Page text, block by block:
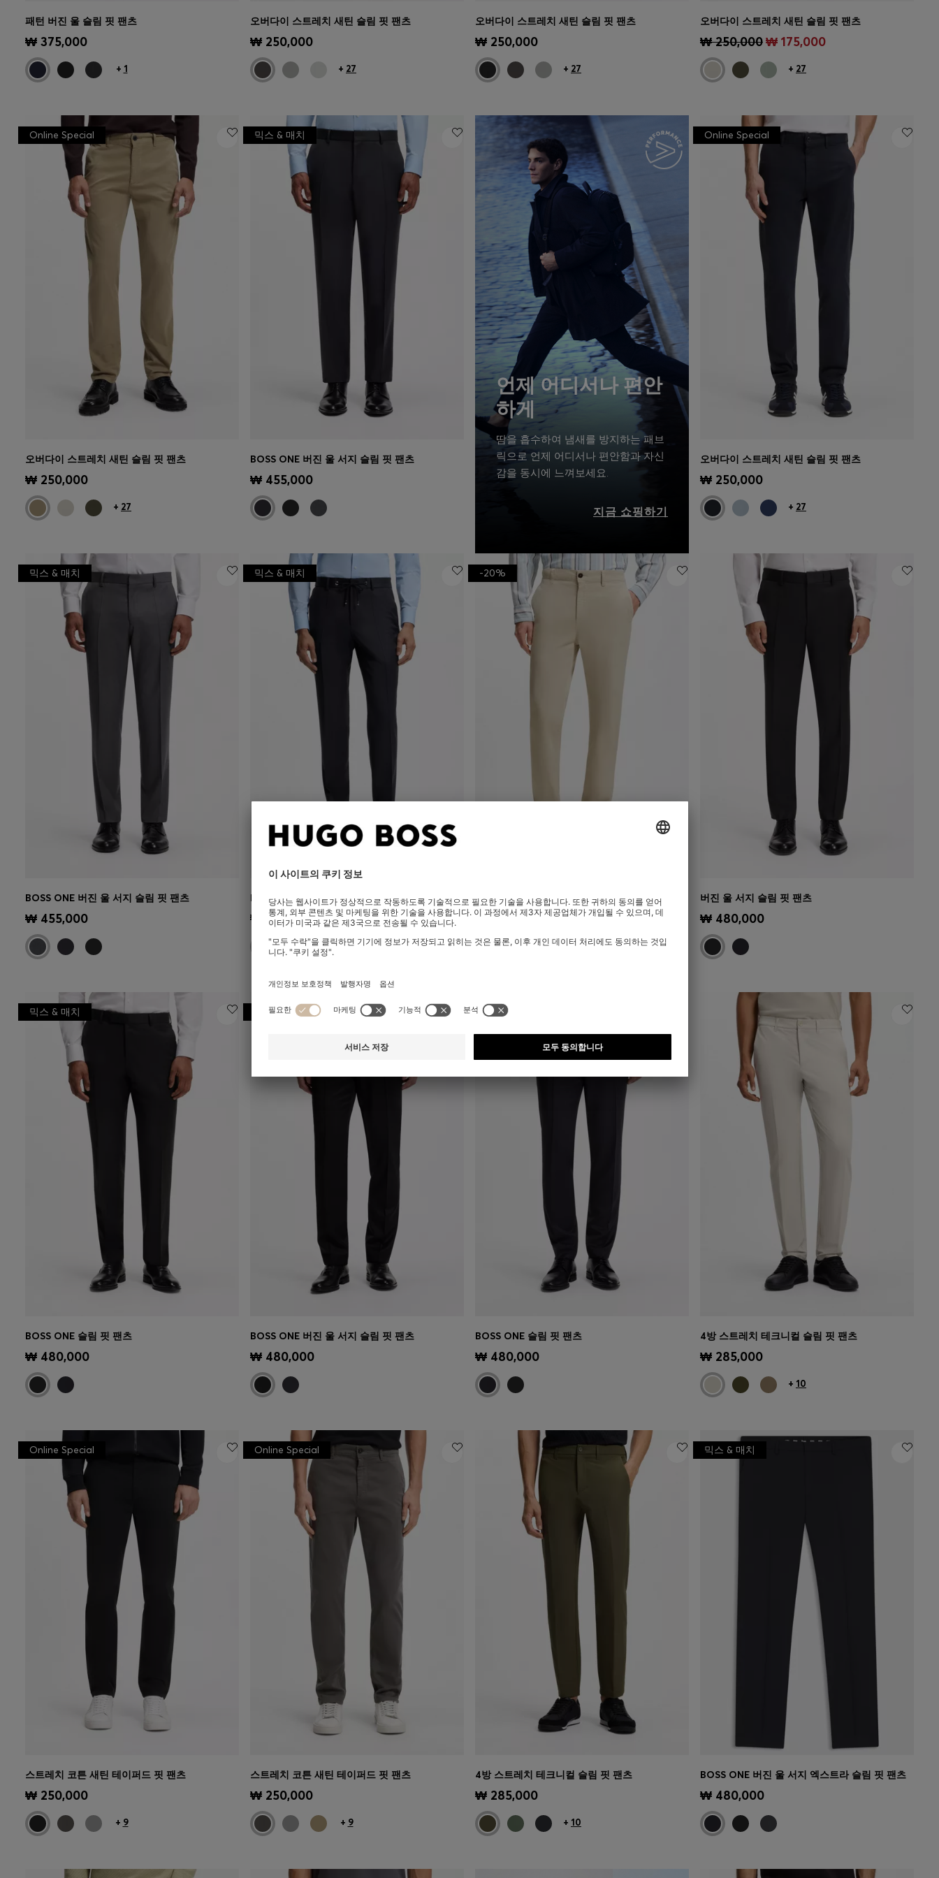
빠른 보기
패턴 버진 울 슬림 핏 팬츠
₩ 375,000
+ 1
빠른 보기
오버다이 스트레치 새틴 슬림 핏 팬츠
₩ 250,000
+ 27
빠른 보기
오버다이 스트레치 새틴 슬림 핏 팬츠
₩ 250,000
+ 27
빠른 보기 (내 사이즈 선택하기)
오버다이 스트레치 새틴 슬림 핏 팬츠
₩ 250,000₩ 175,000
+ 27
빠른 보기
Online Special
오버다이 스트레치 새틴 슬림 핏 팬츠
₩ 250,000
+ 27
빠른 보기
믹스 & 매치
BOSS ONE 버진 울 서지 슬림 핏 팬츠
₩ 455,000
언제 어디서나 편안
하게
땀을 흡수하여 냄새를 방지하는 패브
릭으로 언제 어디서나 편안함과 자신
감을 동시에 느껴보세요.
지금 쇼핑하기
빠른 보기
Online Special
오버다이 스트레치 새틴 슬림 핏 팬츠
₩ 250,000
+ 27
빠른 보기
믹스 & 매치
BOSS ONE 버진 울 서지 슬림 핏 팬츠
₩ 455,000 빠른 보기(내 사이즈 선택하기)
믹스 & 매치
BOSS ONE 버진 울 서지 슬림 핏 팬츠
₩ 480,000 빠른 보기(내 사이즈 선택하기)
-20%
스트레치 코튼 새틴 테이퍼드 핏 팬츠
부터₩ 250,000 ₩ 200,000
+9
빠른 보기
버진 울 서지 슬림 핏 팬츠
₩ 480,000
빠른 보기
믹스 & 매치
BOSS ONE 슬림 핏 팬츠
₩ 480,000 빠른 보기
믹스 & 매치
BOSS ONE 버진 울 서지 슬림 핏 팬츠
₩ 480,000 빠른 보기
믹스 & 매치
BOSS ONE 슬림 핏 팬츠
₩ 480,000 빠른 보기
4방 스트레치 테크니컬 슬림 핏 팬츠
₩ 285,000
+ 10
빠른 보기
Online Special
스트레치 코튼 새틴 테이퍼드 핏 팬츠
₩ 250,000
+ 9
빠른 보기
Online Special
스트레치 코튼 새틴 테이퍼드 핏 팬츠
₩ 250,000
+ 9
빠른 보기
4방 스트레치 테크니컬 슬림 핏 팬츠
₩ 285,000
+ 10
빠른 보기
믹스 & 매치
BOSS ONE 버진 울 서지 엑스트라 슬림 핏 팬츠
₩ 480,000